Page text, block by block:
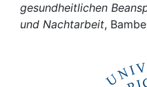
gesundheitlichen
und Nachtarbeit,